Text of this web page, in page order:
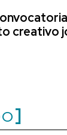
creativo